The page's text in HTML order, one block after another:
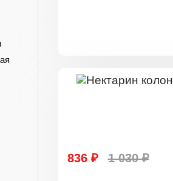
836 ₽ 1 030 ₽